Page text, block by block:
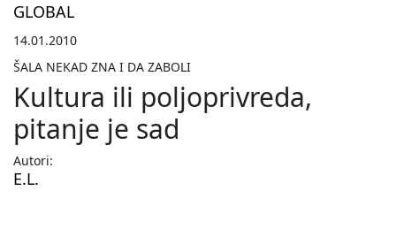
GLOBAL
14.01.2010
ŠALA NEKAD ZNA I DA ZABOLI
Kultura ili poljoprivreda,
pitanje je sad
Autori:
E.L.